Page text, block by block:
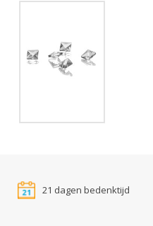
21 dagen bedenktijd